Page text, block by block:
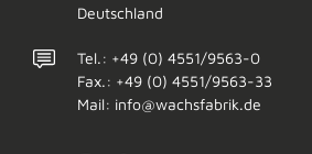
Deutschland
Tel.: +49 (0) 4551/9563-0
Fax.: +49 (0) 4551/9563-33
Mail: info@wachsfabrik.de